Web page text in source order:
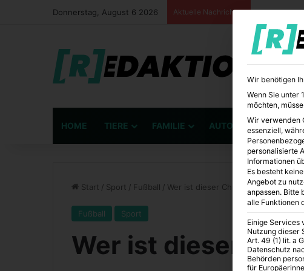
Donnerstag, August 6 2026 Aktuelle Nachrichten
HOME TIERE FAMILIE AUTO BÜCHER
Start / Sport / Fußball / Wer ist dieser Christoph Kramer?
Fußball Sport
Wer ist dieser
Wir benötigen
Wenn Sie unter
möchten,
Wir verwenden
essenziell,
personalisierte
Informationen
Es besteht
Angebot zu
anpassen. Bitte
alle Funktionen
Einige Services
Nutzung dieser
Art. 49 (1) lit. a
Datenschutz
Behörden
für